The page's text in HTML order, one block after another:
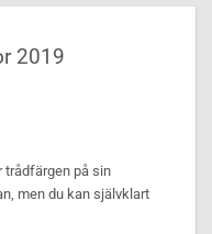
2019
trådfärgen på sin
men du kan självklart